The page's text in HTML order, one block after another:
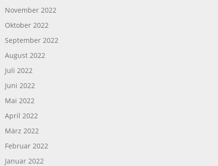
November 2022
Oktober 2022
September 2022
August 2022
Juli 2022
Juni 2022
Mai 2022
April 2022
März 2022
Februar 2022
Januar 2022